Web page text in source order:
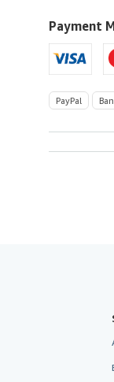
U.S.A.
Payment
PayPal